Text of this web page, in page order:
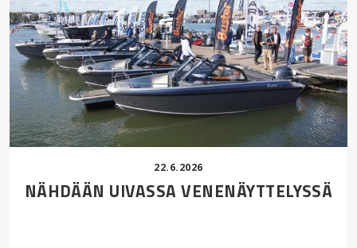
22.6.2026
NÄHDÄÄN UIVASSA VENENÄYTTELYSSÄ